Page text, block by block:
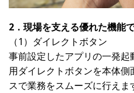
2．現場を支える優れた機能
（1）ダイレクトボタン
事前設定したアプリの一発
用ダイレクトボタンを本体
スで業務をスムーズに行え